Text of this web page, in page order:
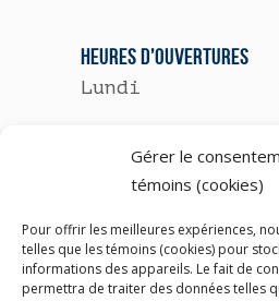
Gérer le
témoins (cookies)
Pour offrir les meilleures expériences,
telles que les témoins (cookies) pour
informations des appareils. Le fait de
permettra de traiter des données telles
HEURES D’OUVERTURES
Lundi
Mardi
Mercredi
Jeudi